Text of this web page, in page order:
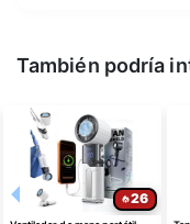
También podría
26